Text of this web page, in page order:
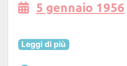
5 gennaio 1956
Leggi di più